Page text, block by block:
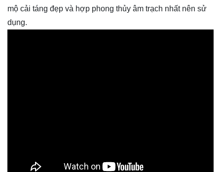
mộ cải táng đẹp và hợp phong thủy âm trạch nhất nên sử
dụng.